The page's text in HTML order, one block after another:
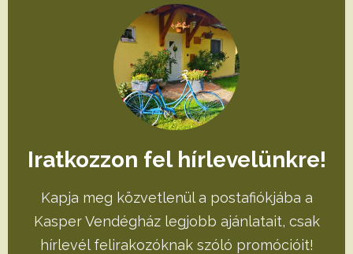
Iratkozzon fel hírlevelünkre!
Kapja meg közvetlenül a postafiókjába a
Kasper Vendégház legjobb ajánlatait, csak
hírlevél felirakozóknak szóló promócióit!